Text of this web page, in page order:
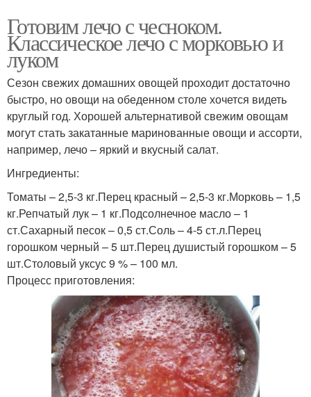
Готовим лечо с чесноком.
Классическое лечо с морковью и
луком
Сезон свежих домашних овощей проходит достаточно
быстро, но овощи на обеденном столе хочется видеть
круглый год. Хорошей альтернативой свежим овощам
могут стать закатанные маринованные овощи и ассорти,
например, лечо – яркий и вкусный салат.
Ингредиенты:
Томаты – 2,5-3 кг.Перец красный – 2,5-3 кг.Морковь – 1,5
кг.Репчатый лук – 1 кг.Подсолнечное масло – 1
ст.Сахарный песок – 0,5 ст.Соль – 4-5 ст.л.Перец
горошком черный – 5 шт.Перец душистый горошком – 5
шт.Столовый уксус 9 % – 100 мл.
Процесс приготовления: